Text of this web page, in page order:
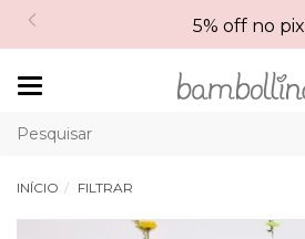
5% off no pix
INÍCIO FILTRAR